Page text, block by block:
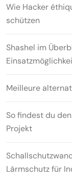
Wie Hacker
schützen
Shashel im
Meilleure
So findest du
Projekt
Lärmschutz für